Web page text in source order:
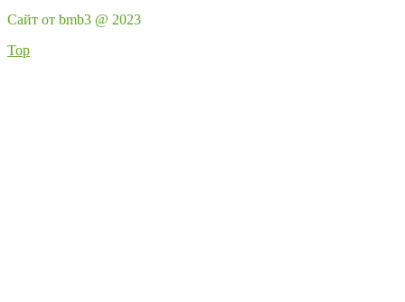
Сайт от bmb3 @ 2023
Top